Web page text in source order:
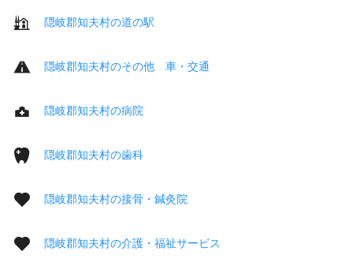
隠岐郡知夫村の道の駅
隠岐郡知夫村のその他 車・交通
隠岐郡知夫村の病院
隠岐郡知夫村の歯科
隠岐郡知夫村の接骨・鍼灸院
隠岐郡知夫村の介護・福祉サービス